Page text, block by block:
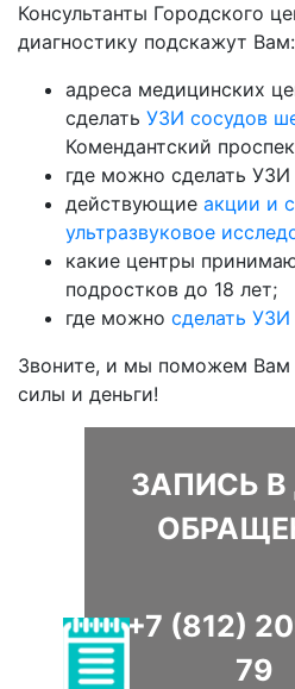
Консультанты Городского
диагностику подскажут Вам:
адреса медицинских
сделать УЗИ сосудов
Комендантский
где можно сделать
действующие акции и
ультразвуковое
какие центры
подростков до 18 лет;
где можно сделать УЗИ
Звоните, и мы поможем Вам
силы и деньги!
ЗАПИСЬ В
+7 (812)
79